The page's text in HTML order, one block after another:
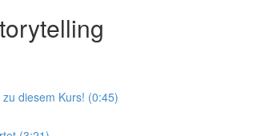
diesem Kurs! (0:45)